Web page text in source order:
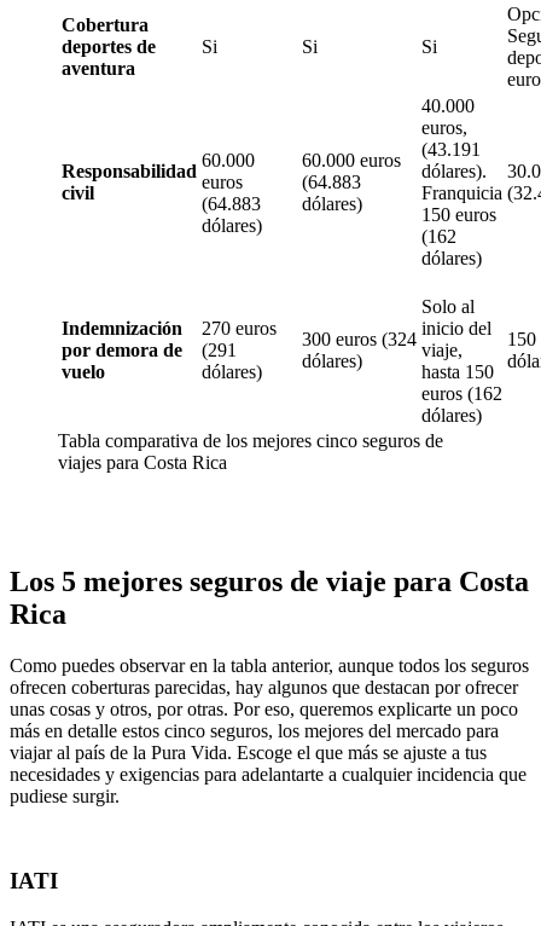
Cobertura
deportes de
aventura
Si Si Si
Responsabilidad
civil
60.000
euros
(64.883
dólares)
60.000 euros
(64.883
dólares)
40.000
euros,
(43.191
dólares).
Franquicia
150 euros
(162
dólares)
Indemnización
por demora de
vuelo
270 euros
(291
dólares)
300 euros (324
dólares)
Solo al
inicio del
viaje,
hasta 150
euros (162
dólares)
150
Tabla comparativa de los mejores cinco seguros de
viajes para Costa Rica
Los 5 mejores seguros de viaje para Costa
Rica
Como puedes observar en la tabla anterior, aunque todos los seguros
ofrecen coberturas parecidas, hay algunos que destacan por ofrecer
unas cosas y otros, por otras. Por eso, queremos explicarte un poco
más en detalle estos cinco seguros, los mejores del mercado para
viajar al país de la Pura Vida. Escoge el que más se ajuste a tus
necesidades y exigencias para adelantarte a cualquier incidencia que
pudiese surgir.
IATI